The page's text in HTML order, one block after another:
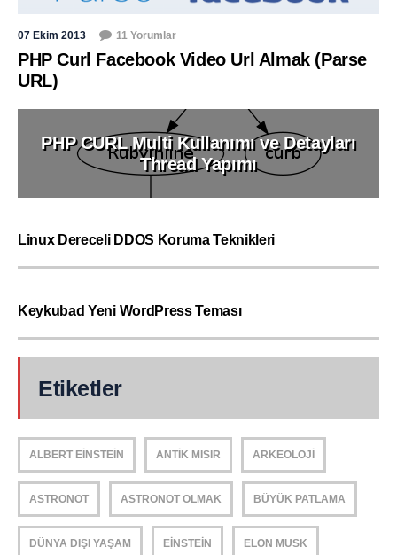
07 Ekim 2013 11 Yorumlar
PHP Curl Facebook Video Url Almak (Parse
URL)
PHP CURL Multi Kullanımı ve Detayları
Thread Yapımı
Linux Dereceli DDOS Koruma Teknikleri
Keykubad Yeni WordPress Teması
Etiketler
ALBERT EINSTEIN ANTIK MISIR ARKEOLOJI
ASTRONOT ASTRONOT OLMAK BÜYÜK PATLAMA
DÜNYA DIŞI YAŞAM EINSTEIN ELON MUSK